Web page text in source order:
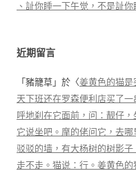
、訨你睡一下午觉，不是訨你
近期留言
「 豬籠草 」於〈姜黄色的猫是
天下班还在罗森便利店买了
呼地刹在它面前，问：靓仔
它说坐吧。摩的佬问它，去
驳驳的墙，有大杨树的树影
走不走。猫说：行。姜黄色